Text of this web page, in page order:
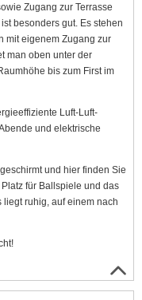
Zugang zur Terrasse
besonders gut. Es stehen
mit eigenem Zugang zur
man oben unter der
bis zum First im
Luft-Luft-
und elektrische
und hier finden Sie
für Ballspiele und das
ruhig, auf einem nach